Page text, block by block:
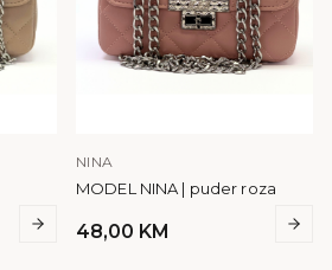
NINA
MODEL NINA | puder roza
48,00 KM